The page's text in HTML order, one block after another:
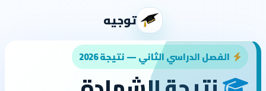
توجيه
الفصل الدراسي الثاني — نتيجة 2026